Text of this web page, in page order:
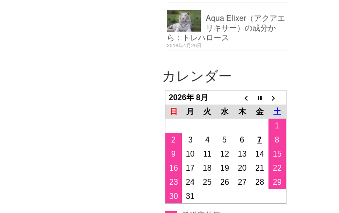
Aqua Elixer（アクアエ
リキサー）の成分か
ら：トレハロース
2019年4月26日
カレンダー
2026年 8月
日
月 火 水 木 金
土
1
2
3 4 5 6 7
8
9
10 11 12 13 14
15
16
17 18 19 20 21
22
23
24 25 26 27 28
29
30
31